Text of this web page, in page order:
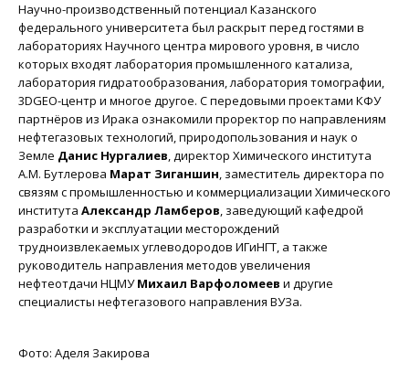
Научно-производственный потенциал Казанского
федерального университета был раскрыт перед гостями в
лабораториях Научного центра мирового уровня, в число
которых входят лаборатория промышленного катализа,
лаборатория гидратообразования, лаборатория томографии,
3DGEO-центр и многое другое. С передовыми проектами КФУ
партнёров из Ирака ознакомили проректор по направлениям
нефтегазовых технологий, природопользования и наук о
Земле Данис Нургалиев, директор Химического института
А.М. Бутлерова Марат Зиганшин, заместитель директора по
связям с промышленностью и коммерциализации Химического
института Александр Ламберов, заведующий кафедрой
разработки и эксплуатации месторождений
трудноизвлекаемых углеводородов ИГиНГТ, а также
руководитель направления методов увеличения
нефтеотдачи НЦМУМихаил Варфоломеев и другие
специалисты нефтегазового направления ВУЗа.
Фото: Аделя Закирова